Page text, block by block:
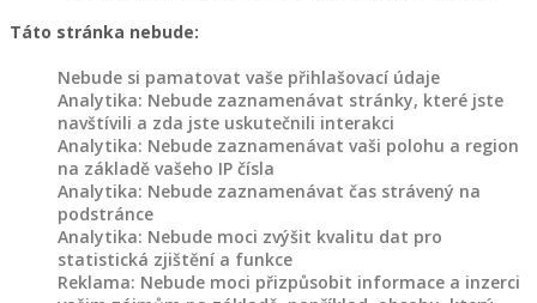
Táto stránka nebude:
Nebude si pamatovat vaše přihlašovací údaje
Analytika: Nebude zaznamenávat stránky, které jste
navštívili a zda jste uskutečnili interakci
Analytika: Nebude zaznamenávat vaši polohu a region
na základě vašeho IP čísla
Analytika: Nebude zaznamenávat čas strávený na
podstránce
Analytika: Nebude moci zvýšit kvalitu dat pro
statistická zjištění a funkce
Reklama: Nebude moci přizpůsobit informace a inzerci